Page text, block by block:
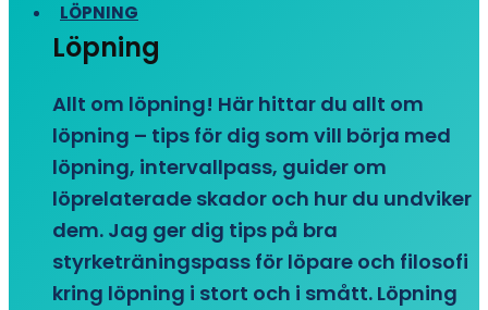
LÖPNING
Löpning
Allt om löpning! Här hittar du allt om
löpning – tips för dig som vill börja med
löpning, intervallpass, guider om
löprelaterade skador och hur du undviker
dem. Jag ger dig tips på bra
styrketräningspass för löpare och filosofi
kring löpning i stort och i smått. Löpning